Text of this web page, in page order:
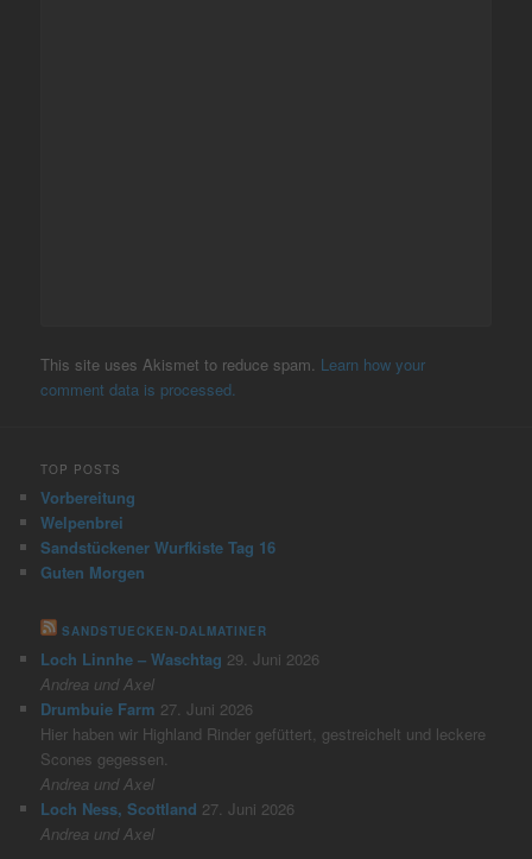
This site uses Akismet to reduce spam. Learn how your
comment data is processed.
TOP POSTS
Vorbereitung
Welpenbrei
Sandstückener Wurfkiste Tag 16
Guten Morgen
SANDSTUECKEN-DALMATINER
Loch Linnhe – Waschtag 29. Juni 2026
Andrea und Axel
Drumbuie Farm 27. Juni 2026
Hier haben wir Highland Rinder gefüttert, gestreichelt und leckere
Scones gegessen.
Andrea und Axel
Loch Ness, Scottland 27. Juni 2026
Andrea und Axel